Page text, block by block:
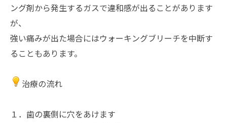
ング剤から発生するガスで違和感が出ることがあります
が、
強い痛みが出た場合にはウォーキングブリーチを中断す
ることもあります。
治療の流れ
１．歯の裏側に穴をあけます